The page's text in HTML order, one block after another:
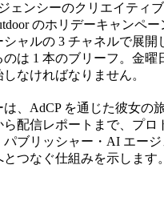
ェンシーのクリエイティ
のホリデーキャンペー
ャルの 3 チャネルで展開
は 1 本のブリーフ。金曜
なければなりません。
、AdCP を通じた彼女の
配信レポートまで、プロ
ブリッシャー・AI エージ
つなぐ仕組みを示します。